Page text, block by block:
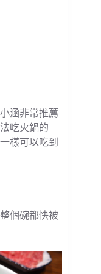
涵非常推薦
吃火鍋的
樣可以吃到
個碗都快被